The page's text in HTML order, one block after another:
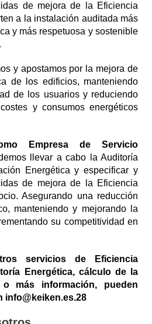
de mejora de la Eficiencia
a la instalación auditada más
y más respetuosa y sostenible
y apostamos por la mejora de
de los edificios, manteniendo
de los usuarios y reduciendo
y consumos energéticos
Empresa de Servicio
llevar a cabo la Auditoría
Energética y especificar y
de mejora de la Eficiencia
Asegurando una reducción
manteniendo y mejorando la
su competitividad en
servicios de Eficiencia
Energética, cálculo de la
más información, pueden
info@keiken.es.28